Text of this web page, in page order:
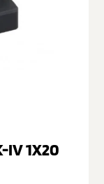
IV 1X20